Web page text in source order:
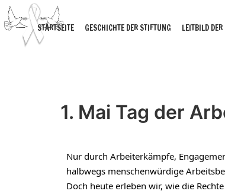
STARTSEITE GESCHICHTE DER STIFTUNG LEITBILD
1. Mai Tag der
Nur durch Arbeiterkämpfe,
halbwegs menschenwürdige
Doch heute erleben wir, wie die